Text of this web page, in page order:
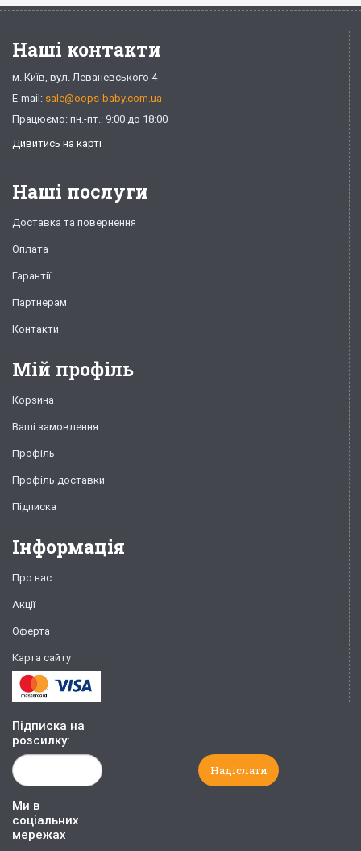
Наші контакти
м. Київ, вул. Леваневського 4
E-mail: sale@oops-baby.com.ua
Працюємо: пн.-пт.: 9:00 до 18:00
Дивитись на карті
Наші послуги
Доставка та повернення
Оплата
Гарантії
Партнерам
Контакти
Мій профіль
Корзина
Ваші замовлення
Профіль
Профіль доставки
Підписка
Інформація
Про нас
Акції
Оферта
Карта сайту
Підписка на
розсилку:
Ми в
соціальних
мережах